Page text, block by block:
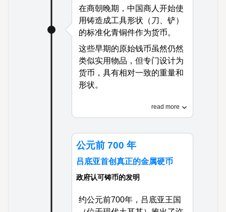
在商朝晚期，中国商人开始使
用铸造成工具形状（刀、铲）
的标准化青铜件作为货币。
这些早期的原始钱币虽然仍然
类似实用物品，但专门设计为
货币，具有相对一致的重量和
形状。
read more
公元前 700 年
吕底亚首创真正的金属硬币
政府认可铸币的发明
约公元前700年，吕底亚王国